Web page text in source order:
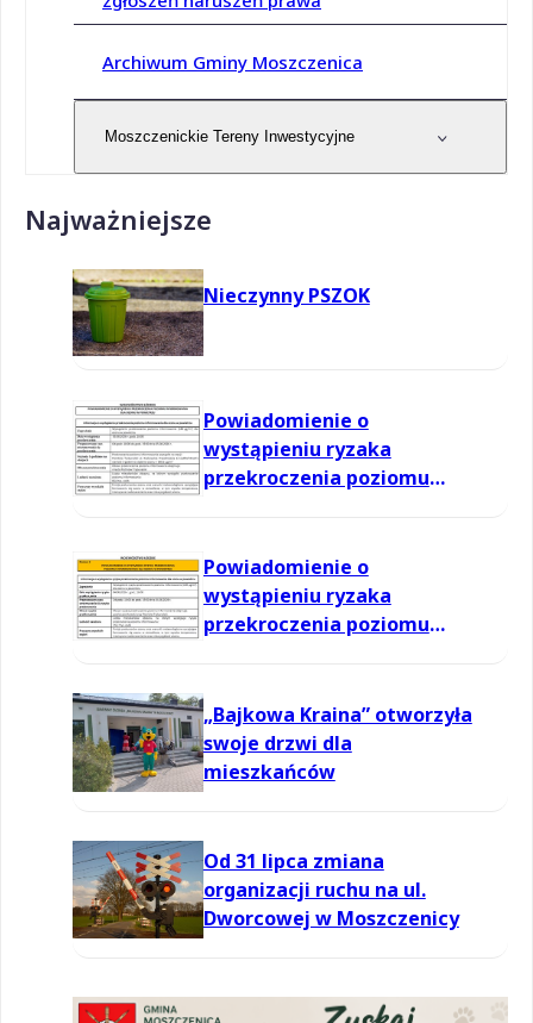
Archiwum Gminy Moszczenica
Moszczenickie Tereny Inwestycyjne
Najważniejsze
Nieczynny PSZOK
Powiadomienie o
wystąpieniu ryzaka
przekroczenia poziomu
Powiadomienie o
wystąpieniu ryzaka
przekroczenia poziomu
„Bajkowa Kraina” otworzyła
swoje drzwi dla
mieszkańców
Od 31 lipca zmiana
organizacji ruchu na ul.
Dworcowej w Moszczenicy